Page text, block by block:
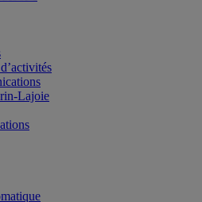
Lajoie